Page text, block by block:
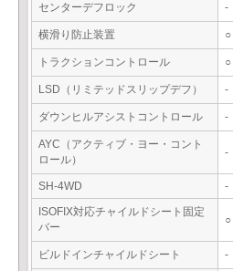
センターデフロック -
横滑り防止装置 ○
トラクションコントロール ○
LSD（リミテッドスリップデフ） -
ダウンヒルアシストコントロール -
AYC（アクティブ・ヨー・コント
ロール）
-
SH-4WD
-
ISOFIX対応チャイルドシート固定
バー
○
ビルドインチャイルドシート -